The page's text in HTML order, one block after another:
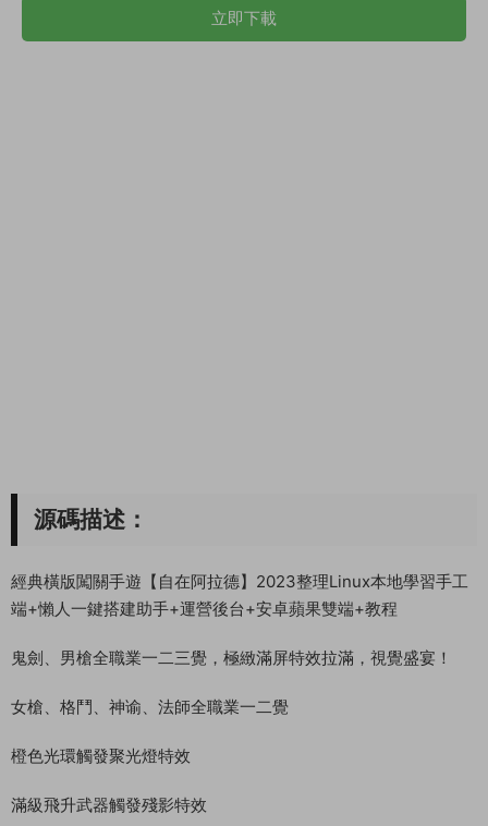
級飛升武器觸發殘影特效 全新光環、模式專屬稱号 全新龍袍坐
騎、大喬、蔡文姬、安妮寵物（帶動作） 龍袍坐騎寵物觸發爆氣
立即下載
源碼描述：
經典橫版闖關手遊【自在阿拉德】2023整理Linux本地學習手工
端+懶人一鍵搭建助手+運營後台+安卓蘋果雙端+教程
鬼劍、男槍全職業一二三覺，極緻滿屏特效拉滿，視覺盛宴！
女槍、格鬥、神谕、法師全職業一二覺
橙色光環觸發聚光燈特效
滿級飛升武器觸發殘影特效